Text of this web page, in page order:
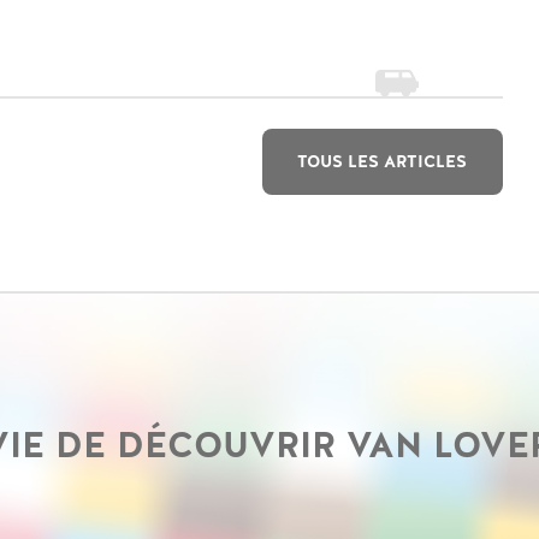
TOUS LES ARTICLES
DE DÉCOUVRIR VAN